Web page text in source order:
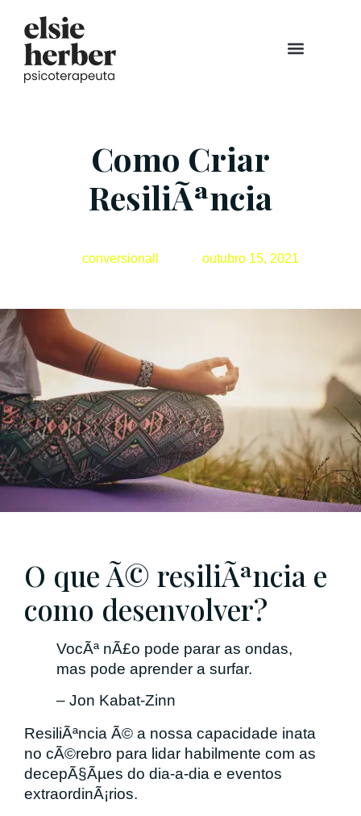
Como Criar
ResiliÃªncia
conversionall outubro 15, 2021
O que Ã© resiliÃªncia e
como desenvolver?
VocÃª nÃ£o pode parar as ondas,
mas pode aprender a surfar.
– Jon Kabat-Zinn
ResiliÃªncia Ã© a nossa capacidade inata
no cÃ©rebro para lidar habilmente com as
decepÃ§Ãµes do dia-a-dia e eventos
extraordinÃ¡rios.